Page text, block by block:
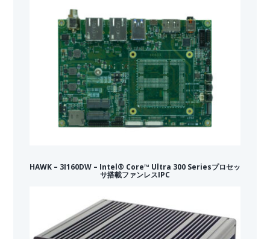
HAWK – 3I160DW – Intel® Core™ Ultra 300 Seriesプロセッ
サ搭載ファンレスIPC